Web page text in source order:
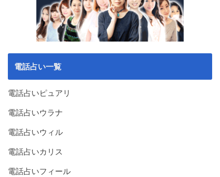
電話占い一覧
電話占いピュアリ
電話占いウラナ
電話占いウィル
電話占いカリス
電話占いフィール